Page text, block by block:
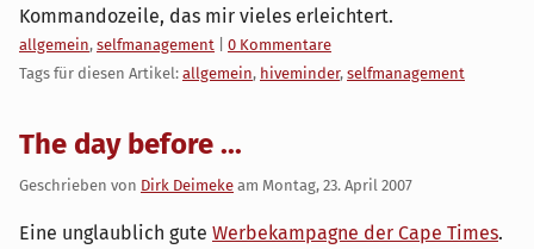
Kommandozeile, das mir vieles erleichtert.
Kategorien:
allgemein, selfmanagement
0 Kommentare
Tags für diesen Artikel: allgemein, hiveminder, selfmanagement
The day before ...
Geschrieben von Dirk Deimeke am Montag, 23. April 2007
Eine unglaublich gute Werbekampagne der Cape Times.